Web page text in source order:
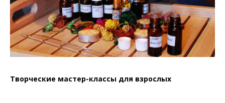
Творческие мастер-классы для взрослых